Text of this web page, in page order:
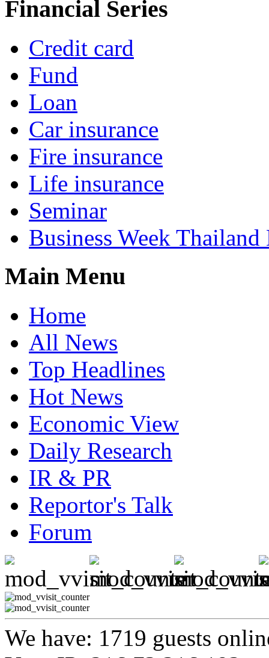
Financial Series
Credit card
Fund
Loan
Car insurance
Fire insurance
Life insurance
Seminar
Business Week Thailand
Main Menu
Home
All News
Top Headlines
Hot News
Economic View
Daily Research
IR & PR
Reportor's Talk
Forum
We have: 1719 guests